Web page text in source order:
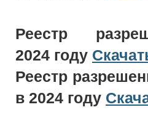
Реестр
2024 году
Реестр
в 2024 году